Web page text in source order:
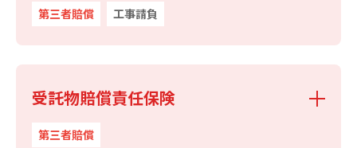
第三者賠償 工事請負
受託物賠償責任保険
第三者賠償